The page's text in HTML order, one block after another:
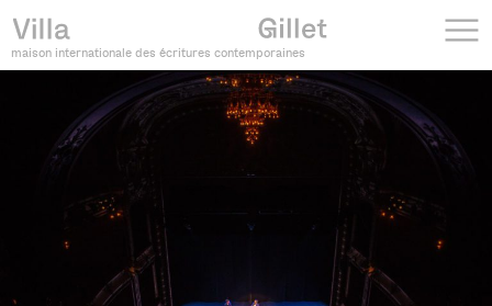
maison internationale des écritures contemporaines